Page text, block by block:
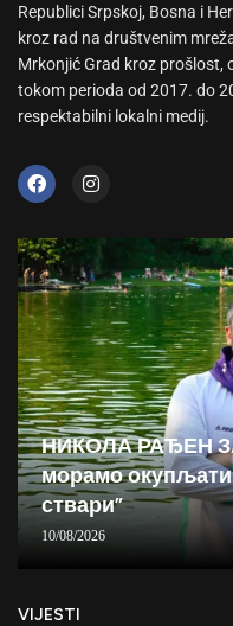
Republici Srpskoj, Bosna i
kroz rad na društvenim
Mrkonjić Grad kroz prošlost,
tokom perioda od 2017. do
respektabilni lokalni medij.
НИКОЛА РАЂЕН
морамо окупљати
ствари”
10/08/2026
VIJESTI